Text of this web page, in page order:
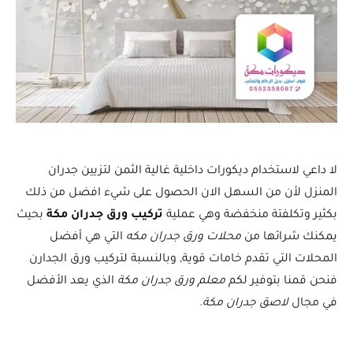
لا داعي لاستخدام ديكورات داخلية غالية الثمن لتزيين جدران
المنزل لأن من السهل الان الحصول على شيء افضل من ذلك
بكثير وتكلفتة منخفضة وهي عملية تركيب ورق جدران مكة بحيث
يمكنك شرائها من محلات ورق جدران مكه التي هي أفضل
المحلات التي تقدم خامات قوية, وبالنسبة لتركيب ورق الجدارن
فنحن قمنا بتوفير لكم معلم ورق جدران مكة الذي يعد الأفضل
في مجاللاصق جدران مكة.